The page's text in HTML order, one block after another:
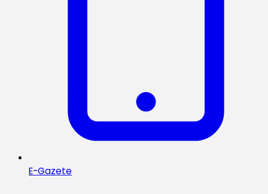
E-Gazete